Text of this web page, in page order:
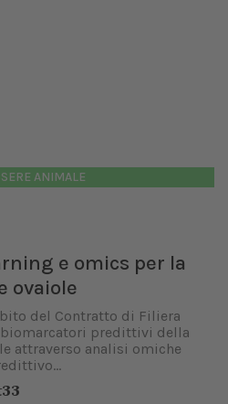
ANIMALE
e omics per la
ovaiole
del Contratto di Filiera
biomarcatori predittivi della
attraverso analisi omiche